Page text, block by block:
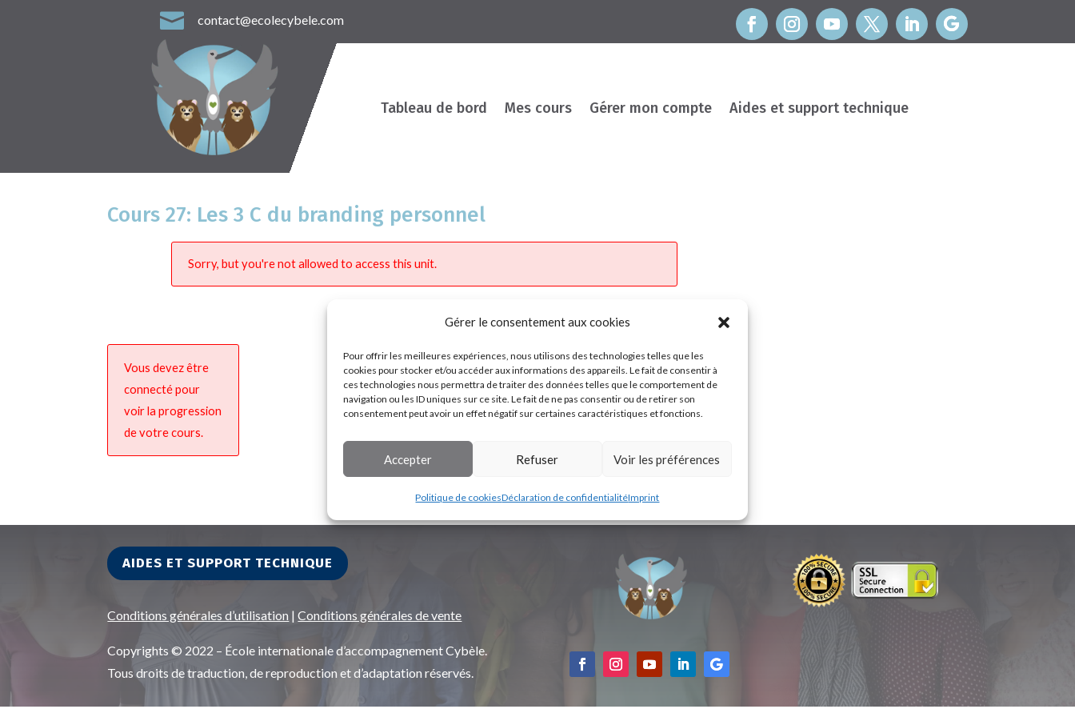
Gérer le consentement aux cookies
Pour offrir les meilleures expériences, nous utilisons des technologies telles que les
cookies pour stocker et/ou accéder aux informations des appareils. Le fait de consentir à
ces technologies nous permettra de traiter des données telles que le comportement de
navigation ou les ID uniques sur ce site. Le fait de ne pas consentir ou de retirer son
consentement peut avoir un effet négatif sur certaines caractéristiques et fonctions.
Accepter Refuser Voir les préférences
Politique de cookiesDéclaration de confidentialitéImprint
 contact@ecolecybele.com
Tableau de bord Mes cours Gérer mon compte Aides et support technique
Cours 27: Les 3 C du branding personnel
Sorry, but you're not allowed to access this unit.
Vous devez être
connecté pour
voir la progression
de votre cours.
AIDES ET SUPPORT TECHNIQUE
Conditions générales d’utilisation | Conditions générales de vente
Copyrights © 2022 – École internationale d’accompagnement Cybèle.
Tous droits de traduction, de reproduction et d’adaptation réservés.